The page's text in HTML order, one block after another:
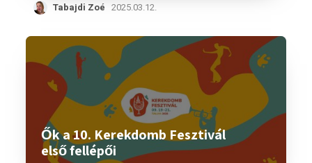
Tabajdi Zoé 2025.03.12.
Ők a 10. Kerekdomb Fesztivál
első fellépői